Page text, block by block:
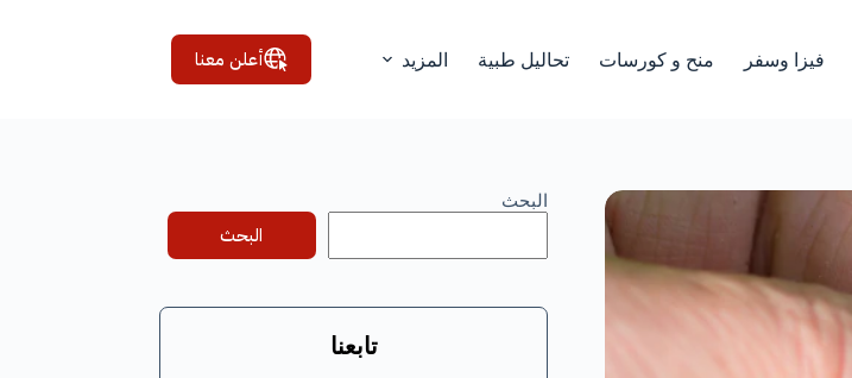
فيزا وسفر منح و كورسات تحاليل طبية المزيد أعلن معنا
البحث
البحث
تابعنا